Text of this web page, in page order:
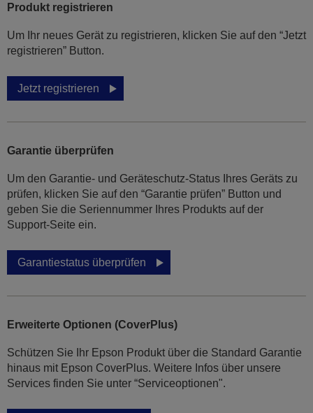
Produkt registrieren
Um Ihr neues Gerät zu registrieren, klicken Sie auf den “Jetzt
registrieren” Button.
Jetzt registrieren
Garantie überprüfen
Um den Garantie- und Geräteschutz-Status Ihres Geräts zu
prüfen, klicken Sie auf den “Garantie prüfen” Button und
geben Sie die Seriennummer Ihres Produkts auf der
Support-Seite ein.
Garantiestatus überprüfen
Erweiterte Optionen (CoverPlus)
Schützen Sie Ihr Epson Produkt über die Standard Garantie
hinaus mit Epson CoverPlus. Weitere Infos über unsere
Services finden Sie unter “Serviceoptionen".